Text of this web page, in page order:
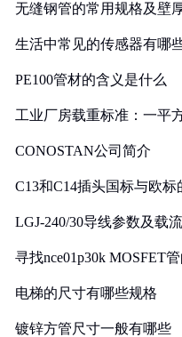
无缝钢管的常用规格及壁
生活中常见的传感器有哪
PE100管材的含义是什么
工业厂房载重标准：一平
CONOSTAN公司简介
C13和C14插头国标与欧
LGJ-240/30导线参数及载
寻找nce01p30k MOSFET
电梯的尺寸有哪些规格
镀锌方管尺寸一般有哪些